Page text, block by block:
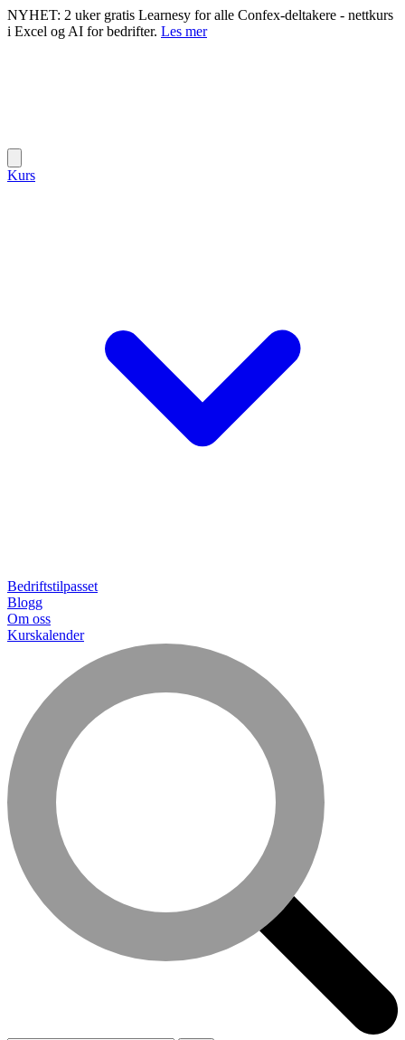
NYHET: 2 uker gratis Learnesy for alle Confex-deltakere - nettkurs
i Excel og AI for bedrifter. Les mer
Kurs
Bedriftstilpasset
Blogg
Om oss
Kurskalender